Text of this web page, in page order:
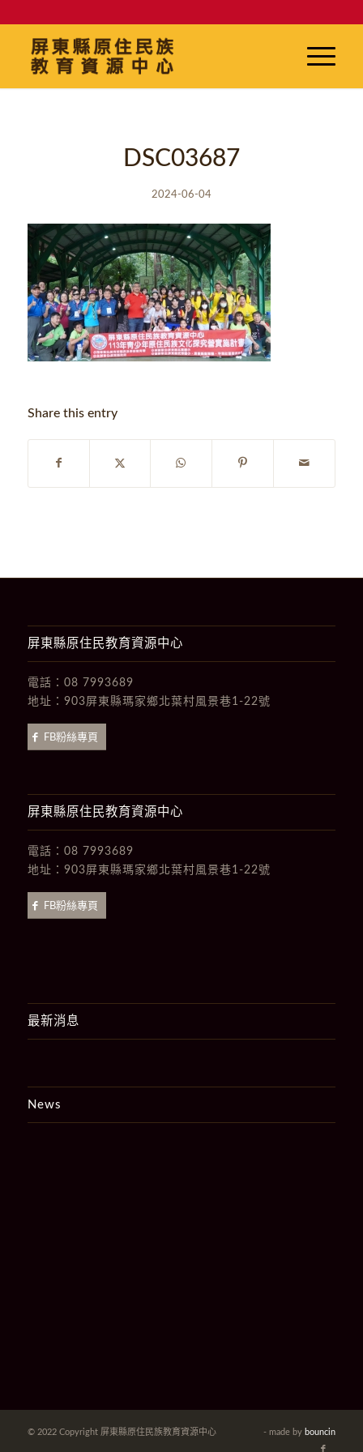
DSC03687
2024-06-04
Share this entry
屏東縣原住民教育資源中心
電話： 08 7993689
地址： 903屏東縣瑪家鄉北葉村風景巷1-22號
FB粉絲專頁
屏東縣原住民教育資源中心
電話： 08 7993689
地址： 903屏東縣瑪家鄉北葉村風景巷1-22號
FB粉絲專頁
最新消息
News
© 2022 Copyright 屏東縣原住民族教育資源中心 - made by bouncin